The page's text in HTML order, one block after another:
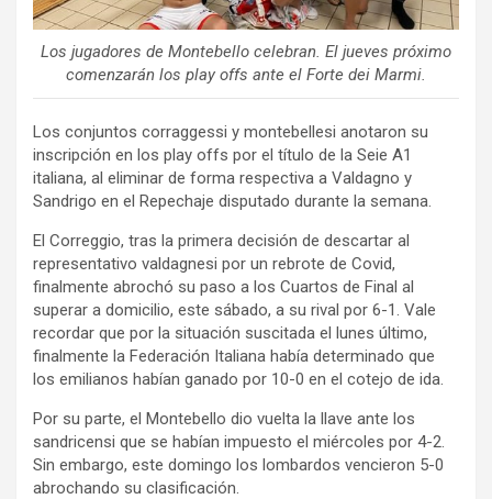
Los jugadores de Montebello celebran. El jueves próximo
comenzarán los play offs ante el Forte dei Marmi.
Los conjuntos corraggessi y montebellesi anotaron su
inscripción en los play offs por el título de la Seie A1
italiana, al eliminar de forma respectiva a Valdagno y
Sandrigo en el Repechaje disputado durante la semana.
El Correggio, tras la primera decisión de descartar al
representativo valdagnesi por un rebrote de Covid,
finalmente abrochó su paso a los Cuartos de Final al
superar a domicilio, este sábado, a su rival por 6-1. Vale
recordar que por la situación suscitada el lunes último,
finalmente la Federación Italiana había determinado que
los emilianos habían ganado por 10-0 en el cotejo de ida.
Por su parte, el Montebello dio vuelta la llave ante los
sandricensi que se habían impuesto el miércoles por 4-2.
Sin embargo, este domingo los lombardos vencieron 5-0
abrochando su clasificación.